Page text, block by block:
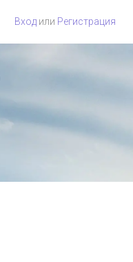
Вход или Регистрация